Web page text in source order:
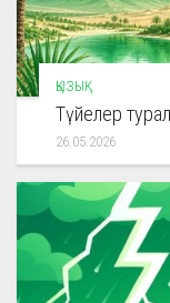
ҚЫЗЫҚ
Түйелер
26.05.2026